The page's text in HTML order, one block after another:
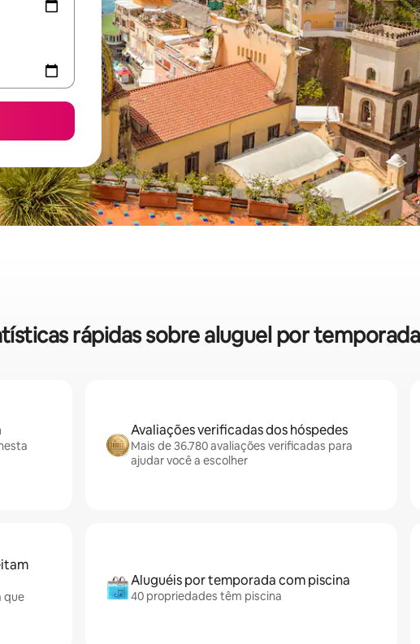
rápidas sobre aluguel por
Avaliações verificadas dos hóspedes
Mais de 36.780 avaliações verificadas para
ajudar você a escolher
que
Aluguéis por temporada com piscina
40 propriedades têm piscina